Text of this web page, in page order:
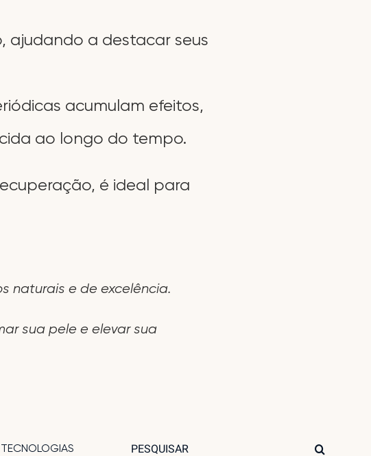
ajudando a destacar seus
acumulam efeitos,
ao longo do tempo.
é ideal para
naturais e de excelência.
sua pele e elevar sua
TECNOLOGIAS
Search